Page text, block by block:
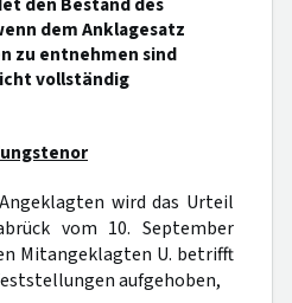
dem Anklagesatz
zu entnehmen sind
vollständig
wird das Urteil
vom 10. September
Mitangeklagten U. betrifft
aufgehoben,